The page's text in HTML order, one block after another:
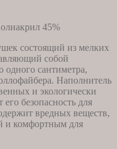
45%
состоящий из мелких
собой
сантиметра,
Наполнитель
и экологически
безопасность для
вредных веществ,
и комфортным для